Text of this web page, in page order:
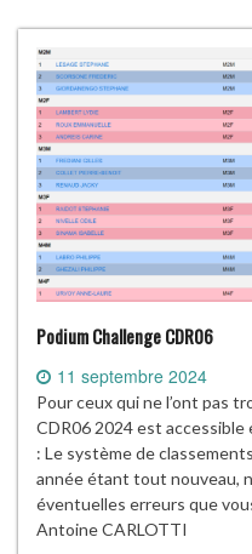
Podium Challenge CDR06
11 septembre 2024
Pour ceux qui ne l’ont pas
CDR06 2024 est accessible
: Le système de
année étant tout nouveau,
éventuelles erreurs que
Antoine CARLOTTI